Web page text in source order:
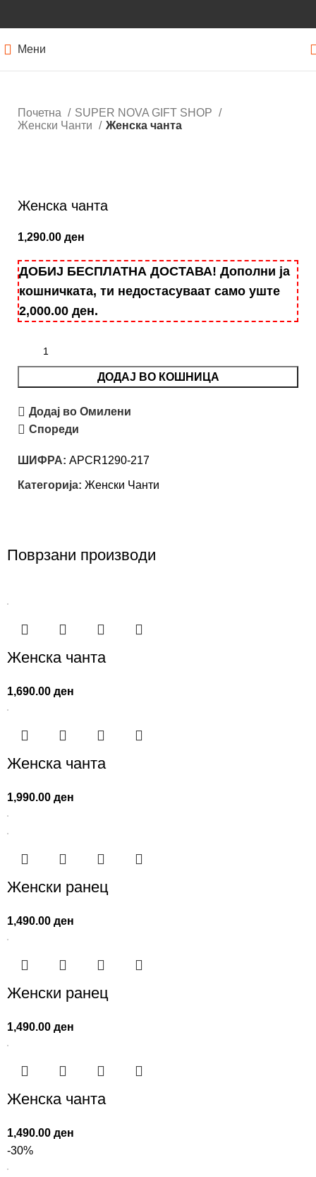
Мени
Почетна
SUPER NOVA GIFT SHOP
Женски Чанти
Женска чанта
Женска чанта
1,290.00 ден
ДОБИЈ БЕСПЛАТНА ДОСТАВА! Дополни ја
кошничката, ти недостасуваат само уште
2,000.00 ден.
ДОДАЈ ВО КОШНИЦА
Додај во Омилени
Спореди
ШИФРА: APCR1290-217
Категорија: Женски Чанти
Поврзани производи
Женска чанта
1,690.00ден
Женска чанта
1,990.00ден
Женски ранец
1,490.00ден
Женски ранец
1,490.00ден
Женска чанта
1,490.00ден
-30%